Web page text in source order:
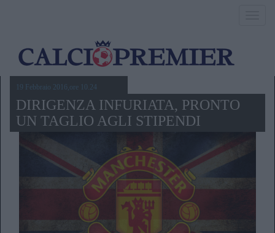
19 Febbraio 2016,ore 10.24
DIRIGENZA INFURIATA, PRONTO
UN TAGLIO AGLI STIPENDI